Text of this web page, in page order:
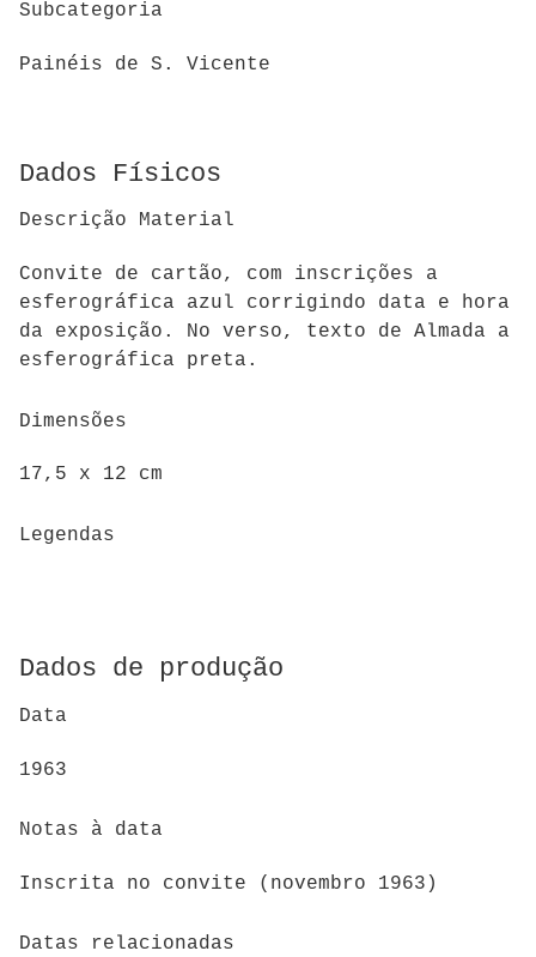
Subcategoria
Painéis de S. Vicente
Dados Físicos
Descrição Material
Convite de cartão, com inscrições a
esferográfica azul corrigindo data e hora
da exposição. No verso, texto de Almada a
esferográfica preta.
Dimensões
17,5 x 12 cm
Legendas
Dados de produção
Data
1963
Notas à data
Inscrita no convite (novembro 1963)
Datas relacionadas